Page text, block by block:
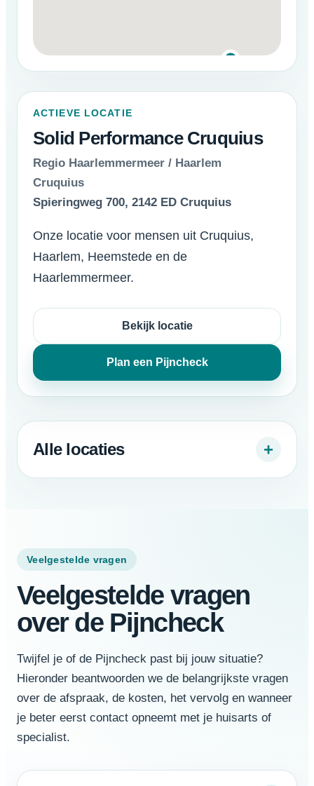
ACTIEVE LOCATIE
Solid Performance Cruquius
Regio Haarlemmermeer / Haarlem
Cruquius
Spieringweg 700, 2142 ED Cruquius
Onze locatie voor mensen uit Cruquius,
Haarlem, Heemstede en de
Haarlemmermeer.
Bekijk locatie
Plan een Pijncheck
Alle locaties +
Veelgestelde vragen
Veelgestelde vragen
over de Pijncheck
Twijfel je of de Pijncheck past bij jouw situatie?
Hieronder beantwoorden we de belangrijkste vragen
over de afspraak, de kosten, het vervolg en wanneer
je beter eerst contact opneemt met je huisarts of
specialist.